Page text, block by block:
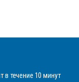
в течение 10 минут